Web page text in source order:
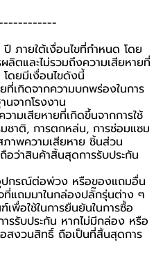
ภายใต้เงื่อนไขที่กำหนด โดย
ลิตและไม่รวมถึงความเสียหายที่
โดยมีเงื่อนไขดังนี้
ที่เกิดจากความบกพร่องในการ
จากโรงงาน
ามเสียหายที่เกิดขึ้นจากการใช้
าติ, การตกหล่น, การซ่อมแซม
าพความเสียหาย ชิ้นส่วน
ว่าสินค้าสิ้นสุดการรับประกัน
ปกรณ์ต่อพ่วง หรือของแถมอื่น
ที่แถมมาในกล่องปลั๊กรุ่นต่าง ๆ
อใช้ในการยืนยันในการซื้อ
รรับประกัน หากไม่มีกล่อง หรือ
สงวนสิทธิ์ ถือเป็นที่สิ้นสุดการ